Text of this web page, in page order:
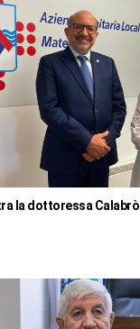
la dottoressa Calabrò